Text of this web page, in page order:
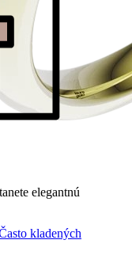
elegantnú
kladených